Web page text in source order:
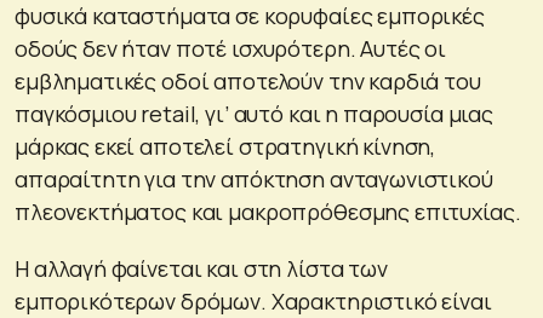
φυσικά καταστήματα σε κορυφαίες εμπορικές
οδούς δεν ήταν ποτέ ισχυρότερη. Αυτές οι
εμβληματικές οδοί αποτελούν την καρδιά του
παγκόσμιου retail, γι’ αυτό και η παρουσία μιας
μάρκας εκεί αποτελεί στρατηγική κίνηση,
απαραίτητη για την απόκτηση ανταγωνιστικού
πλεονεκτήματος και μακροπρόθεσμης επιτυχίας.
Η αλλαγή φαίνεται και στη λίστα των
εμπορικότερων δρόμων. Χαρακτηριστικό είναι